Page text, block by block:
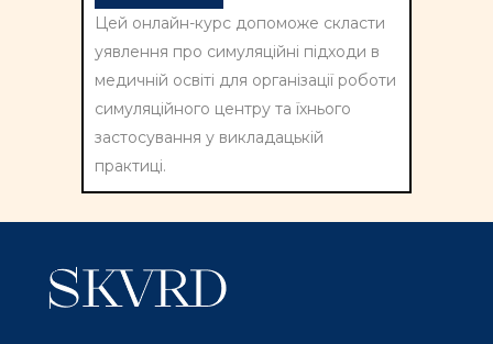
Цей онлайн-курс допоможе скласти
уявлення про симуляційні підходи в
медичній освіті для організації роботи
симуляційного центру та їхнього
застосування у викладацькій
практиці.